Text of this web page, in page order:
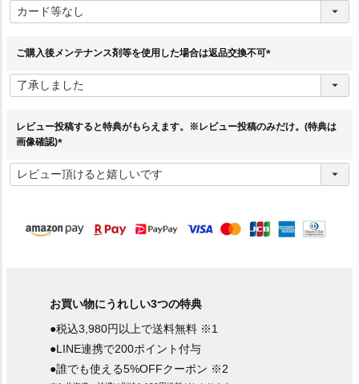
必
須
ご購入後メンテナンス剤等を使用した場合は返品交換不可
須
レビュー投稿すると特典がもらえます。※レビュー投稿のみだけ。(特典は
画像確認)
必
須
お買い物にうれしい3つの特典
●税込3,980円以上で送料無料 ※1
●LINE連携で200ポイント付与
●誰でも使える5%OFFクーポン ※2